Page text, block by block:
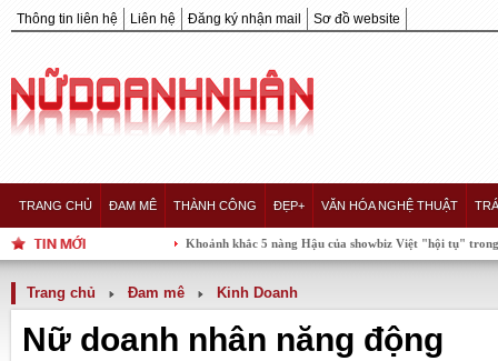
Thông tin liên hệ Liên hệ Đăng ký nhận mail Sơ đồ website
TRANG CHỦ ĐAM MÊ THÀNH CÔNG ĐẸP+ VĂN HÓA NGHỆ THUẬT
Khoảnh khắc 5 nàng Hậu của showbiz Việt "hội tụ" trong một
Trang chủ Đam mê Kinh Doanh
Nữ doanh nhân năng động